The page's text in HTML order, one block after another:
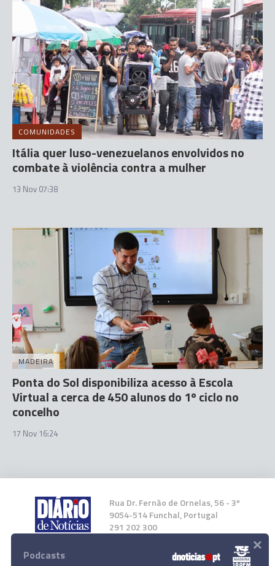
COMUNIDADES
Itália quer luso-venezuelanos envolvidos no
combate à violência contra a mulher
13 Nov 07:38
MADEIRA
Ponta do Sol disponibiliza acesso à Escola
Virtual a cerca de 450 alunos do 1º ciclo no
concelho
17 Nov 16:24
Rua Dr. Fernão de Ornelas, 56 - 3º
9054-514 Funchal, Portugal
291 202 300
Instale a nossa App
Podcasts ×